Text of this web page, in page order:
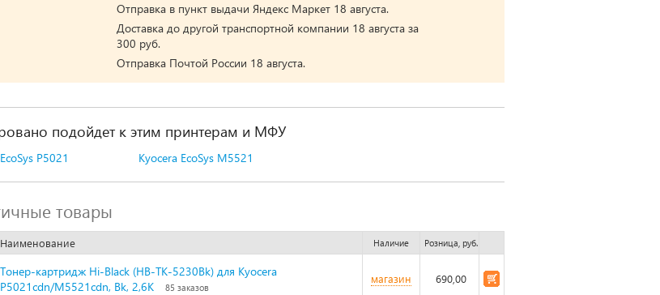
Отправка в пункт выдачи Яндекс Маркет 18 августа.
Доставка до другой транспортной компании 18 августа за
300 руб.
Отправка Почтой России 18 августа.
подойдет к этим принтерам и МФУ
P5021 Kyocera EcoSys M5521
товары
Наименование Наличие Розница, руб.
Тонер-картридж Hi-Black (HB-TK-5230Bk) для Kyocera
P5021cdn/M5521cdn, Bk, 2,6K
85 заказов
магазин 690,00